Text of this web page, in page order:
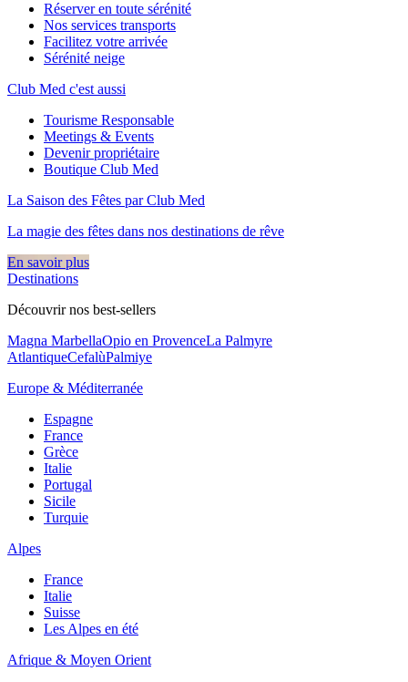
Réserver en toute sérénité
Nos services transports
Facilitez votre arrivée
Sérénité neige
Club Med c'est aussi
Tourisme Responsable
Meetings & Events
Devenir propriétaire
Boutique Club Med
La Saison des Fêtes par Club Med
La magie des fêtes dans nos destinations de rêve​
En savoir plus
Destinations
Découvrir nos best-sellers
Magna MarbellaOpio en ProvenceLa Palmyre
AtlantiqueCefalùPalmiye
Europe & Méditerranée
Espagne
France
Grèce
Italie
Portugal
Sicile
Turquie
Alpes
France
Italie
Suisse
Les Alpes en été
Afrique & Moyen Orient